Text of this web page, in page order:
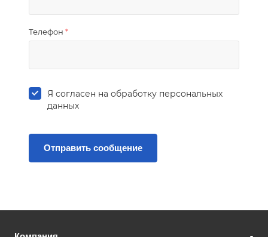
Телефон *
Я согласен на обработку персональных
данных